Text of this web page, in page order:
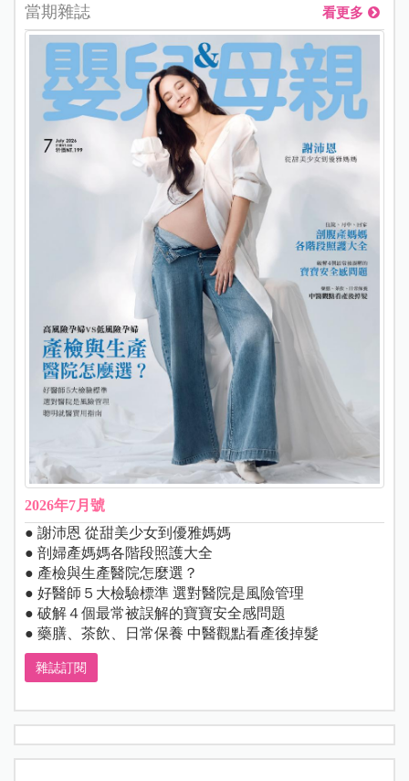
當期雜誌 看更多
2026年7月號
● 謝沛恩 從甜美少女到優雅媽媽
● 剖婦產媽媽各階段照護大全
● 產檢與生產醫院怎麼選？
● 好醫師５大檢驗標準 選對醫院是風險管理
● 破解４個最常被誤解的寶寶安全感問題
● 藥膳、茶飲、日常保養 中醫觀點看產後掉髮
雜誌訂閱